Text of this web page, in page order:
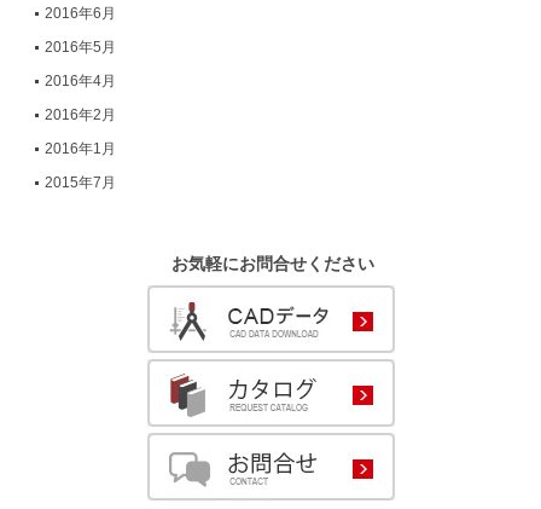
2016年6月
2016年5月
2016年4月
2016年2月
2016年1月
2015年7月
お気軽にお問合せください